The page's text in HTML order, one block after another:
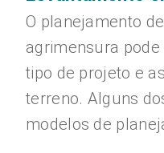
O planejamento
agrimensura
tipo de projeto e
terreno. Alguns
modelos de